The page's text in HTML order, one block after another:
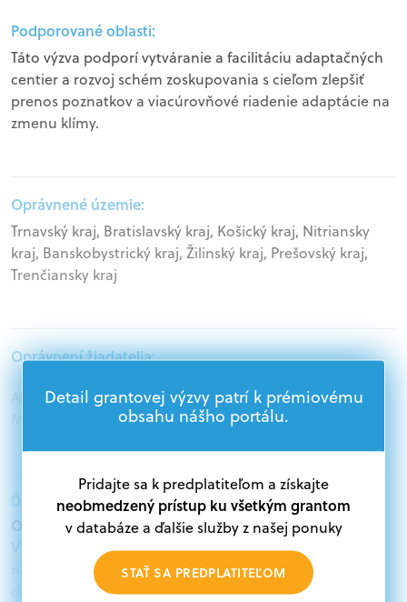
Podporované oblasti:
Táto výzva podporí vytváranie a facilitáciu adaptačných
centier a rozvoj schém zoskupovania s cieľom zlepšiť
prenos poznatkov a viacúrovňové riadenie adaptácie na
zmenu klímy.
Oprávnené územie:
Trnavský kraj, Bratislavský kraj, Košický kraj, Nitriansky
kraj, Banskobystrický kraj, Žilinský kraj, Prešovský kraj,
Trenčiansky kraj
Oprávnení žiadatelia:
Akademický sektor, Podnikatelia, Samospráva,
Mimovládne organizácie
Ďalšie informácie:
Oprávnení žiadatelia:
V databáze grantov a dotácií na portáli Grantexpert.sk
nájdete aktuálne výzvy z eurofondov, plánu obnovy a
ďalších zdrojov.
Detail grantovej výzvy patrí k prémiovému
obsahu nášho portálu.
Pridajte sa k predplatiteľom a získajte
neobmedzený prístup ku všetkým grantom
v databáze a ďalšie služby z našej ponuky
STAŤ SA PREDPLATITEĽOM